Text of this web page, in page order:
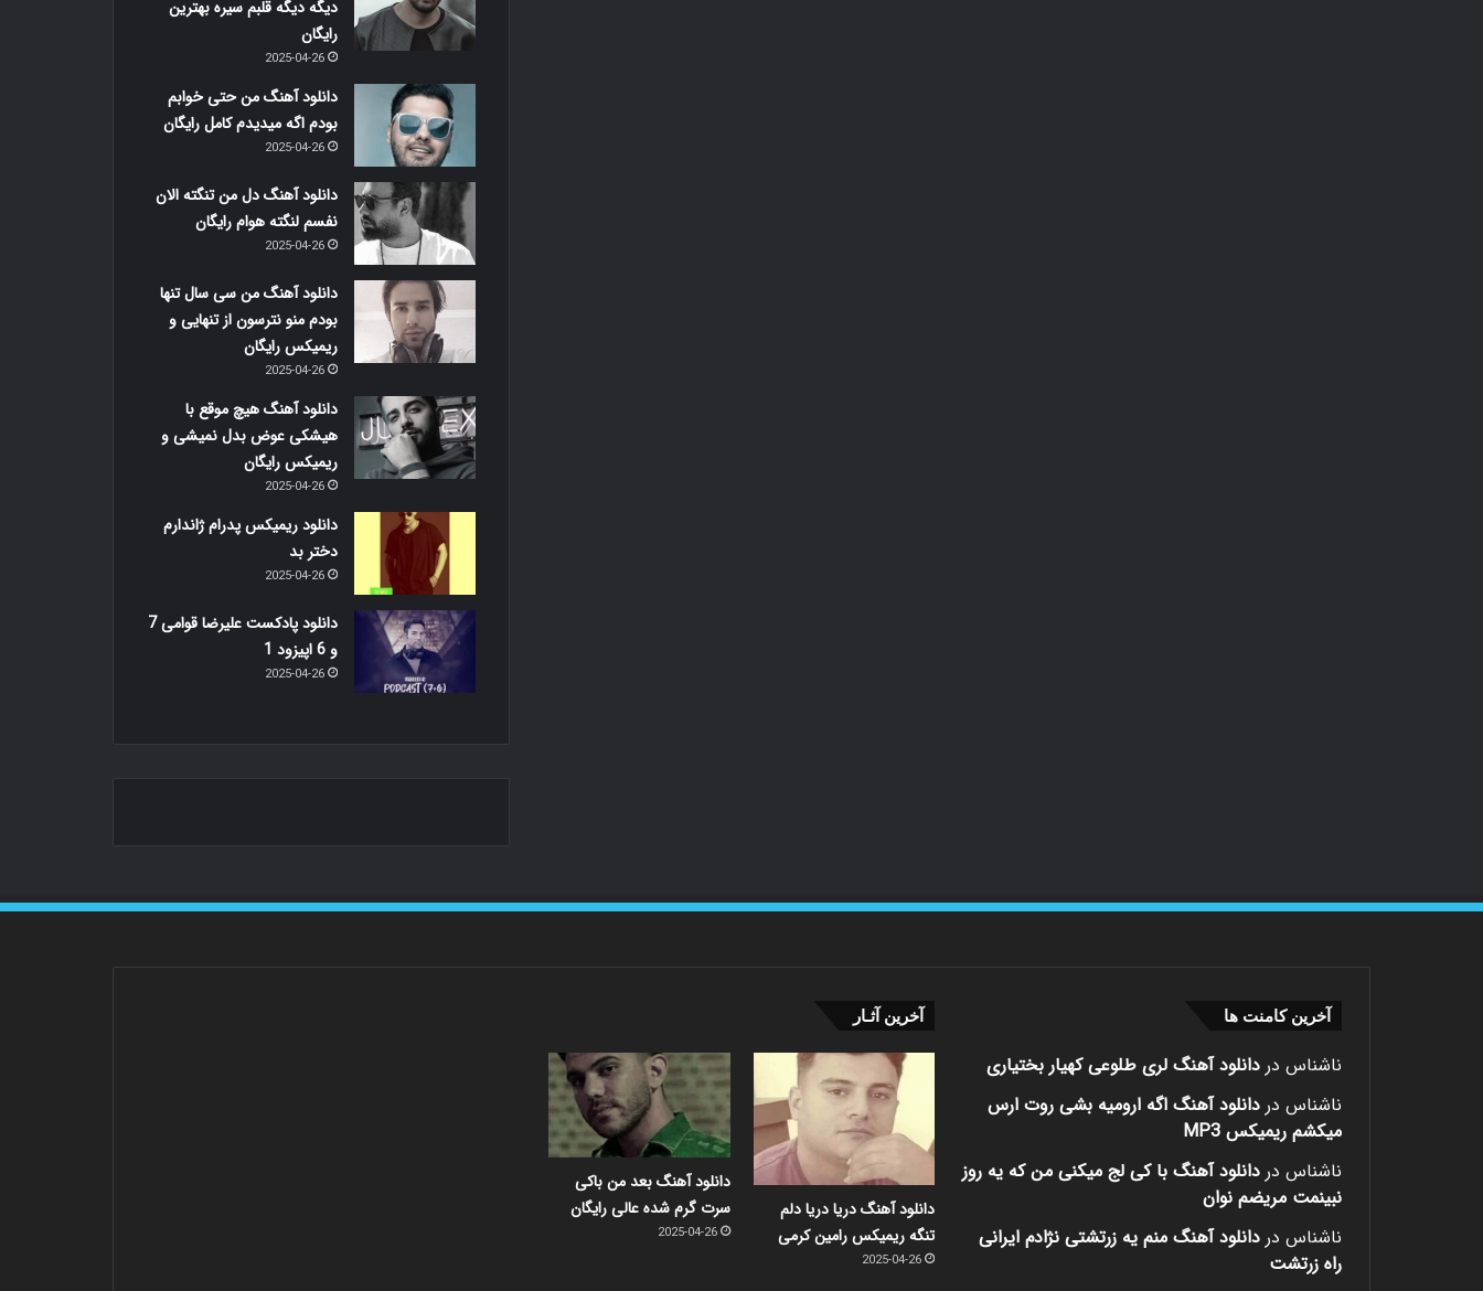
دیگه دیگه قلبم سیره بهترین
رایگان
2025-04-26
دانلود آهنگ من حتی خوابم
بودم اگه میدیدم کامل رایگان
2025-04-26
دانلود آهنگ دل من تنگته الان
نفسم لنگته هوام رایگان
2025-04-26
دانلود آهنگ من سی سال تنها
بودم منو نترسون از تنهایی و
ریمیکس رایگان
2025-04-26
دانلود آهنگ هیچ موقع با
هیشکی عوض بدل نمیشی و
ریمیکس رایگان
2025-04-26
دانلود ریمیکس پدرام ژاندارم
دختر بد
2025-04-26
دانلود پادکست علیرضا قوامی 7
و 6 اپیزود 1
2025-04-26
آخرین کامنت ها
ناشناس در دانلود آهنگ لری طلوعی کهیار بختیاری
ناشناس در دانلود آهنگ اگه ارومیه بشی روت ارس
میکشم ریمیکس MP3
ناشناس در دانلود آهنگ با کی لج میکنی من که یه روز
نبینمت مریضم نوان
ناشناس در دانلود آهنگ منم یه زرتشتی نژادم ایرانی
راه زرتشت
آخرین آثـار
دانلود آهنگ دریا دریا دلم
تنگه ریمیکس رامین کرمی
2025-04-26
دانلود آهنگ بعد من باکی
سرت گرم شده عالی رایگان
2025-04-26